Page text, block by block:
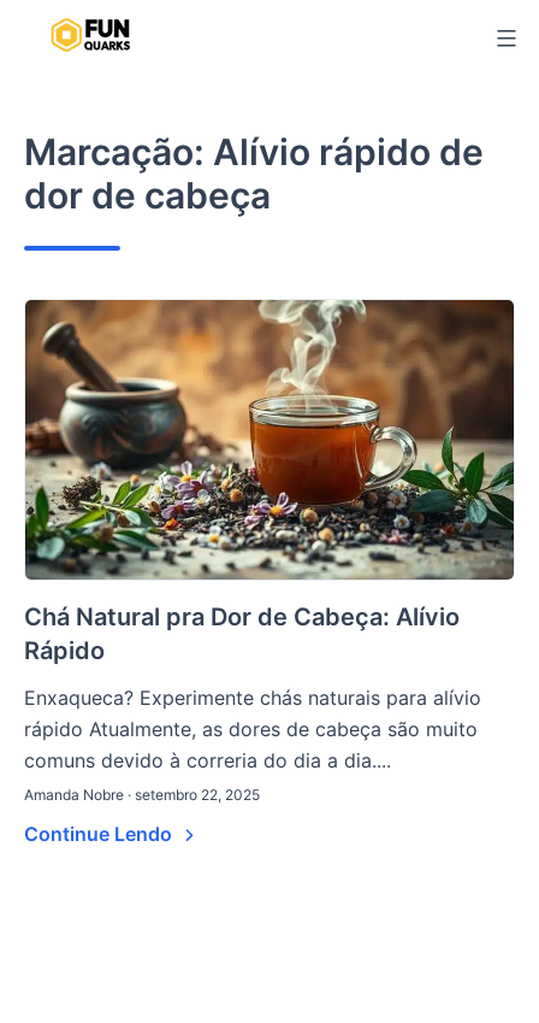
Marcação: Alívio rápido de
dor de cabeça
Chá Natural pra Dor de Cabeça: Alívio
Rápido
Enxaqueca? Experimente chás naturais para alívio
rápido Atualmente, as dores de cabeça são muito
comuns devido à correria do dia a dia....
Amanda Nobre · setembro 22, 2025
Continue Lendo